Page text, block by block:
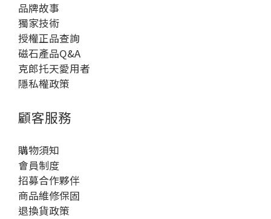
品牌故事
獨家技術
授權正品查詢
磁石產品Q&A
克郎托天愛用者
隱私權政策
顧客服務
購物須知
會員制度
招募合作夥伴
商品維修保固
退換貨政策